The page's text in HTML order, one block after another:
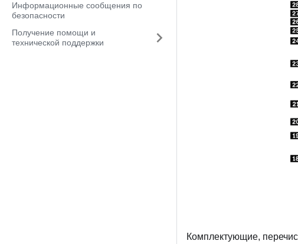
Информационные сообщения по
безопасности
Получение помощи и
технической поддержки
Комплектующие,